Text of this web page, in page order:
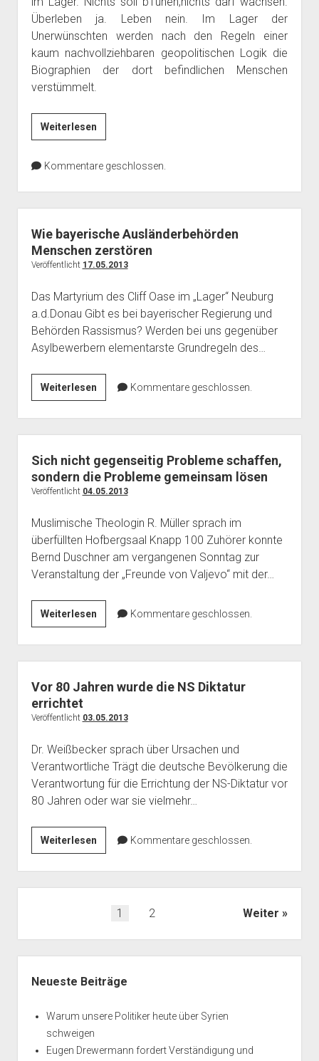
Überleben ja. Leben nein. Im Lager der
Unerwünschten werden nach den Regeln einer
kaum nachvollziehbaren geopolitischen Logik die
Biographien der dort befindlichen Menschen
verstümmelt.
WeiterlesenIm
Lager
Kommentare geschlossen.
Wie bayerische Ausländerbehörden
Menschen zerstören
Veröffentlicht 17.05.2013
Das Martyrium des Cliff Oase im „Lager“ Neuburg
a.d.Donau Gibt es bei bayerischer Regierung und
Behörden Rassismus? Werden bei uns gegenüber
Asylbewerbern elementarste Grundregeln des…
WeiterlesenWie
bayerische
Ausländerbehörden
Menschen
Kommentare geschlossen.
Sich nicht gegenseitig Probleme schaffen,
sondern die Probleme gemeinsam lösen
Veröffentlicht 04.05.2013
Muslimische Theologin R. Müller sprach im
überfüllten Hofbergsaal Knapp 100 Zuhörer konnte
Bernd Duschner am vergangenen Sonntag zur
Veranstaltung der „Freunde von Valjevo“ mit der…
WeiterlesenSich
nicht
gegenseitig
Probleme
die
gemeinsam
lösen
Kommentare geschlossen.
Vor 80 Jahren wurde die NS Diktatur
errichtet
Veröffentlicht 03.05.2013
Dr. Weißbecker sprach über Ursachen und
Verantwortliche Trägt die deutsche Bevölkerung die
Verantwortung für die Errichtung der NS-Diktatur vor
80 Jahren oder war sie vielmehr…
WeiterlesenVor
80
Jahren
wurde
Diktatur
errichtet
Kommentare geschlossen.
Seitennummerierung
1 2 Weiter
Neueste Beiträge
Warum unsere Politiker heute über Syrien
schweigen
Eugen Drewermann fordert Verständigung und